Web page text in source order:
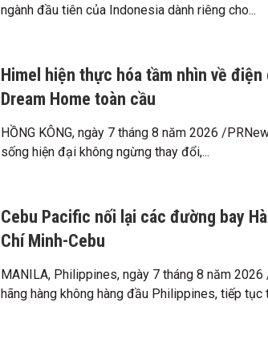
ngành đầu tiên của Indonesia dành riêng cho...
Himel hiện thực hóa tầm nhìn về
Dream Home toàn cầu
HỒNG KÔNG, ngày 7 tháng 8 năm 2026 /
sống hiện đại không ngừng thay đổi,...
Cebu Pacific nối lại các đường bay
Chí Minh-Cebu
MANILA, Philippines, ngày 7 tháng 8 năm
hãng hàng không hàng đầu Philippines, tiếp tục